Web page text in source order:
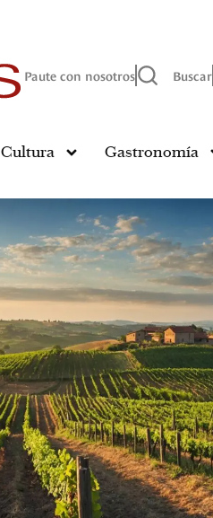
Paute con nosotros Buscar
Cultura Gastronomía